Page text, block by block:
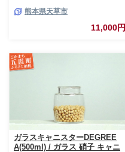
熊本県天草市
11,000円
ガラスキャニスターDEGREE
A(500ml) / ガラス 硝子 キャニ